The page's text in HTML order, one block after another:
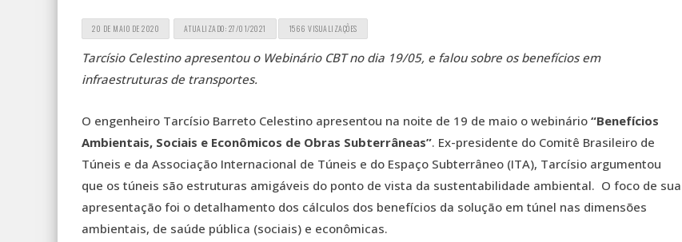
20 DE MAIO DE 2020 ATUALIZADO: 27/01/2021 1566 VISUALIZAÇÕES
Tarcísio Celestino apresentou o Webinário CBT no dia 19/05, e falou sobre os benefícios em
infraestruturas de transportes.
O engenheiro Tarcísio Barreto Celestino apresentou na noite de 19 de maio o webinário “Benefícios
Ambientais, Sociais e Econômicos de Obras Subterrâneas”. Ex-presidente do Comitê Brasileiro de
Túneis e da Associação Internacional de Túneis e do Espaço Subterrâneo (ITA), Tarcísio argumentou
que os túneis são estruturas amigáveis do ponto de vista da sustentabilidade ambiental. O foco de sua
apresentação foi o detalhamento dos cálculos dos benefícios da solução em túnel nas dimensões
ambientais, de saúde pública (sociais) e econômicas.